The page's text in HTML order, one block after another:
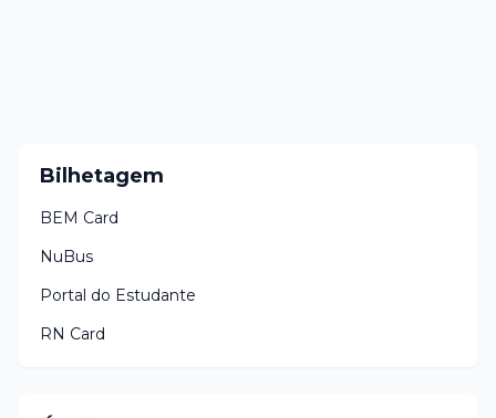
Bilhetagem
BEM Card
NuBus
Portal do Estudante
RN Card